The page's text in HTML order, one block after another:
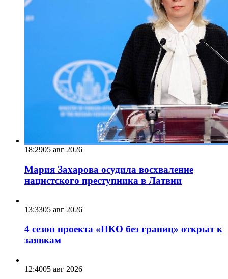
18:2905 авг 2026
Мария Захарова осудила восхваление
нацистского преступника в Латвии
13:3305 авг 2026
4 сезон проекта «НКО без границ» открыт к
заявкам
12:4005 авг 2026